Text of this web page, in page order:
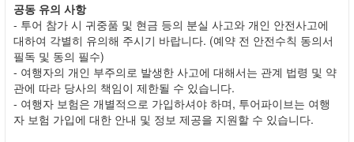
공동 유의 사항
- 투어 참가 시 귀중품 및 현금 등의 분실 사고와 개인 안전사고에
대하여 각별히 유의해 주시기 바랍니다. (예약 전 안전수칙 동의서
필독 및 동의 필수)
- 여행자의 개인 부주의로 발생한 사고에 대해서는 관계 법령 및 약
관에 따라 당사의 책임이 제한될 수 있습니다.
- 여행자 보험은 개별적으로 가입하셔야 하며, 투어파이브는 여행
자 보험 가입에 대한 안내 및 정보 제공을 지원할 수 있습니다.